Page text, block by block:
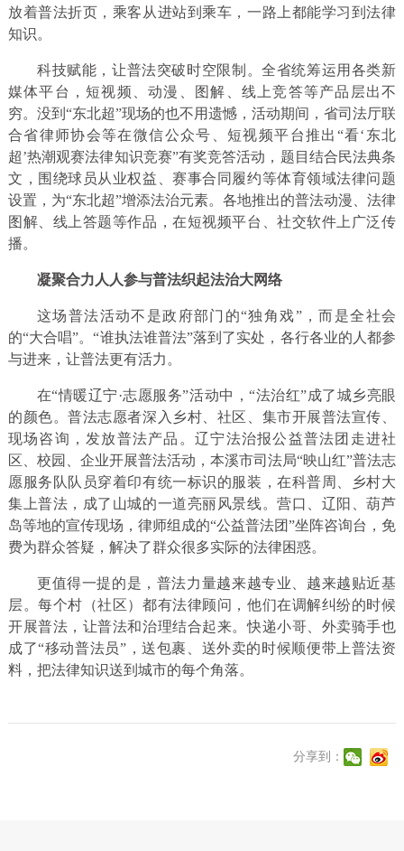
放着普法折页，乘客从进站到乘车，一路上都能学习到法律
知识。
科技赋能，让普法突破时空限制。全省统筹运用各类新
媒体平台，短视频、动漫、图解、线上竞答等产品层出不
穷。没到“东北超”现场的也不用遗憾，活动期间，省司法厅联
合省律师协会等在微信公众号、短视频平台推出“看‘东北
超’热潮观赛法律知识竞赛”有奖竞答活动，题目结合民法典条
文，围绕球员从业权益、赛事合同履约等体育领域法律问题
设置，为“东北超”增添法治元素。各地推出的普法动漫、法律
图解、线上答题等作品，在短视频平台、社交软件上广泛传
播。
凝聚合力人人参与普法织起法治大网络
这场普法活动不是政府部门的“独角戏”，而是全社会
的“大合唱”。“谁执法谁普法”落到了实处，各行各业的人都参
与进来，让普法更有活力。​
在“情暖辽宁·志愿服务”活动中，“法治红”成了城乡亮眼
的颜色。普法志愿者深入乡村、社区、集市开展普法宣传、
现场咨询，发放普法产品。辽宁法治报公益普法团走进社
区、校园、企业开展普法活动，本溪市司法局“映山红”普法志
愿服务队队员穿着印有统一标识的服装，在科普周、乡村大
集上普法，成了山城的一道亮丽风景线。营口、辽阳、葫芦
岛等地的宣传现场，律师组成的“公益普法团”坐阵咨询台，免
费为群众答疑，解决了群众很多实际的法律困惑。​
更值得一提的是，普法力量越来越专业、越来越贴近基
层。每个村（社区）都有法律顾问，他们在调解纠纷的时候
开展普法，让普法和治理结合起来。快递小哥、外卖骑手也
成了“移动普法员”，送包裹、送外卖的时候顺便带上普法资
料，把法律知识送到城市的每个角落。​
分享到：